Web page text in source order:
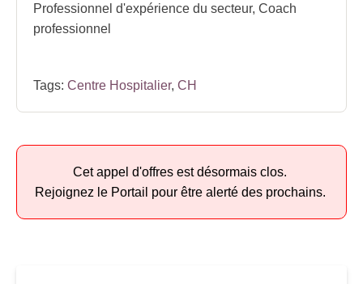
Professionnel d'expérience du secteur, Coach
professionnel
Tags: Centre Hospitalier, CH
Cet appel d'offres est désormais clos.
Rejoignez le Portail pour être alerté des prochains.